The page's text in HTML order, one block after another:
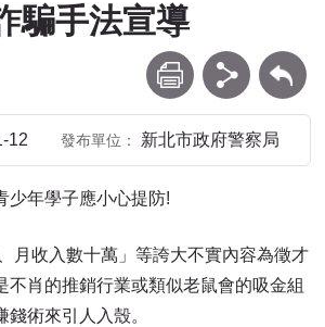
騙手法宣導
列印 分享 回上一頁
12 發布單位 新北市政府警察局
少年學子應小心提防!
月收入數十萬」等誇大不實內容為徵才
不肖的推銷行業或類似老鼠會的吸金組
術來引人入殼。